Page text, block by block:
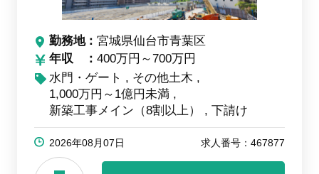
勤務地
宮城県仙台市青葉区
年収
400万円～700万円
水門・ゲート
その他土木
1,000万円～1億円未満
新築工事メイン（8割以上）
下請け
2026年08月07日 求人番号：467877